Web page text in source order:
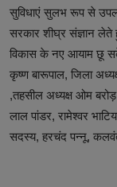
सुविधाएं सुलभ रूप से
सरकार शीघ्र संज्ञान लेते
विकास के नए आयाम छू
कृष्ण बारूपाल, जिला
,तहसील अध्यक्ष ओम
लाल पांडर, रामेश्वर
सदस्य, हरचंद पन्नू,